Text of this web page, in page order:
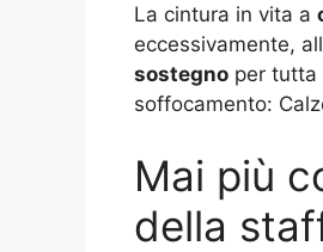
La cintura in vita a
eccessivamente,
sostegno per tutta
soffocamento:
Mai più
della